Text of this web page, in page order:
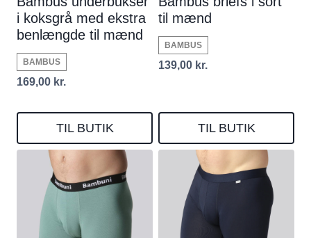
i koksgrå med ekstra
benlængde til mænd
BAMBUS
169,00 kr.
TIL BUTIK
til mænd
BAMBUS
139,00 kr.
TIL BUTIK